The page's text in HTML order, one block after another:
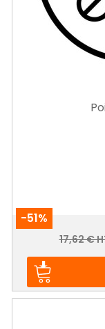
-51%
Prix
Prix
17,62 €